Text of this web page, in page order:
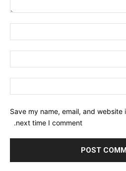
Save my name, email, and
next time I comment.